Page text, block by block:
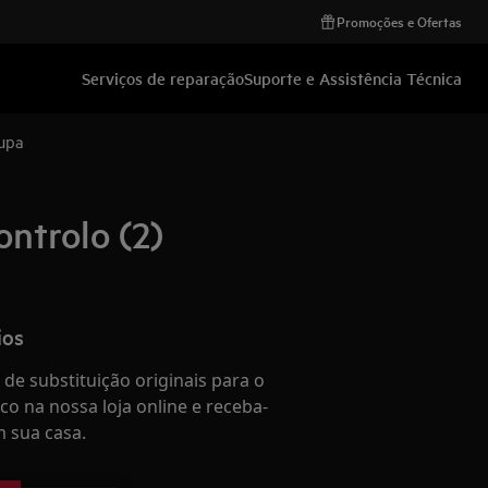
Promoções e Ofertas
Serviços de reparaçãoSuporte e Assistência Técnica
(2)
de substituição originais para o
na nossa loja online e receba-
sua casa.